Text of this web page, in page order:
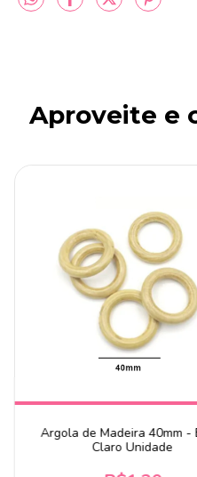
Aproveite e
Argola de Madeira 40mm -
Claro Unidade